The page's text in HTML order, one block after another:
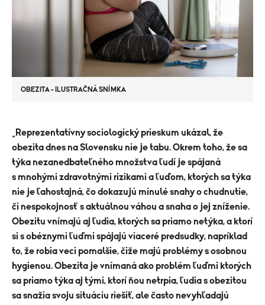
OBEZITA - ILUSTRAČNÁ SNÍMKA
Reprezentatívny sociologický prieskum ukázal, že
obezita dnes na Slovensku nie je tabu. Okrem toho, že sa
týka nezanedbateľného množstva ľudí je spájaná
s mnohými zdravotnými rizikami a ľuďom, ktorých sa týka
nie je ľahostajná, čo dokazujú minulé snahy o chudnutie,
či nespokojnosť s aktuálnou váhou a snaha o jej zníženie.
Obezitu vnímajú aj ľudia, ktorých sa priamo netýka, a ktorí
si s obéznymi ľuďmi spájajú viaceré predsudky, napríklad
to, že robia veci pomalšie, čiže majú problémy s osobnou
hygienou. Obezita je vnímaná ako problém ľuďmi ktorých
sa priamo týka aj tými, ktorí ňou netrpia, ľudia s obezitou
sa snažia svoju situáciu riešiť, ale často nevyhľadajú